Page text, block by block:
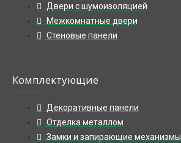
Двери с шумоизоляцией
Межкомнатные двери
Стеновые панели
Комплектующие
Декоративные панели
Отделка металлом
Замки и запирающие механизмы